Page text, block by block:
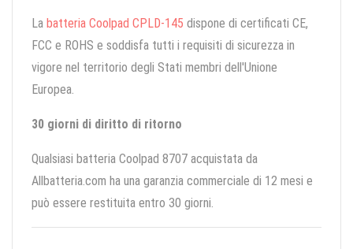
La batteria Coolpad CPLD-145 dispone di certificati CE,
FCC e ROHS e soddisfa tutti i requisiti di sicurezza in
vigore nel territorio degli Stati membri dell'Unione
Europea.
30 giorni di diritto di ritorno
Qualsiasi batteria Coolpad 8707 acquistata da
Allbatteria.com ha una garanzia commerciale di 12 mesi e
può essere restituita entro 30 giorni.